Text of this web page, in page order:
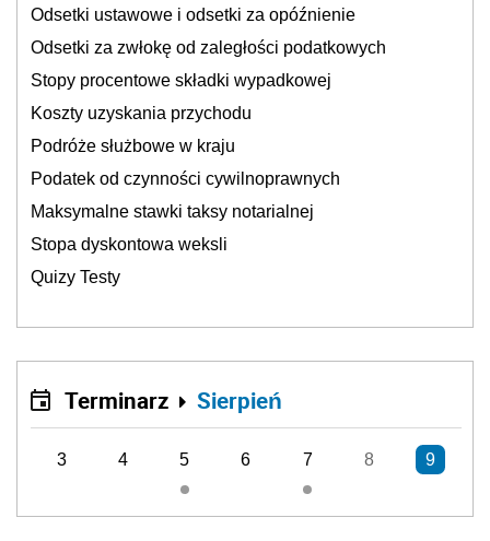
Odsetki ustawowe i odsetki za opóźnienie
Odsetki za zwłokę od zaległości podatkowych
Stopy procentowe składki wypadkowej
Koszty uzyskania przychodu
Podróże służbowe w kraju
Podatek od czynności cywilnoprawnych
Maksymalne stawki taksy notarialnej
Stopa dyskontowa weksli
Quizy Testy
Terminarz Sierpień
3 4 5 6 7 8 9